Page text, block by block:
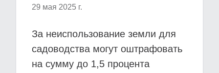
29 мая 2025 г.
За неиспользование земли для
садоводства могут оштрафовать
на сумму до 1,5 процента